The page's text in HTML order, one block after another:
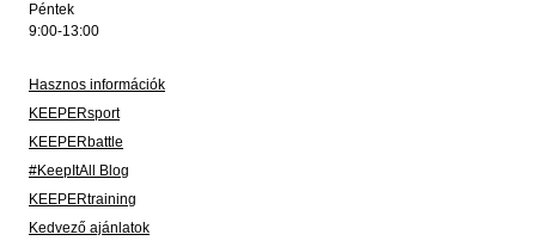
Péntek
9:00-13:00
Hasznos információk
KEEPERsport
KEEPERbattle
#KeepItAll Blog
KEEPERtraining
Kedvező ajánlatok